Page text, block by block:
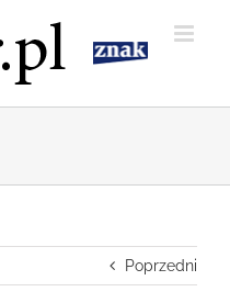
Poprzedni